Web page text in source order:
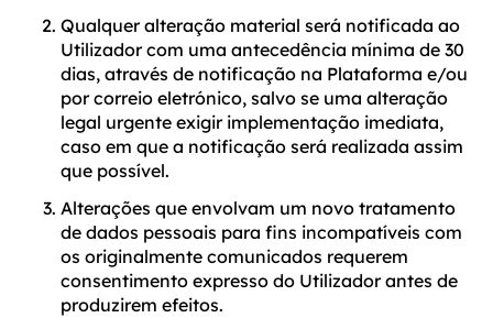
Qualquer alteração material será notificada ao
Utilizador com uma antecedência mínima de 30
dias, através de notificação na Plataforma e/ou
por correio eletrónico, salvo se uma alteração
legal urgente exigir implementação imediata,
caso em que a notificação será realizada assim
que possível.
Alterações que envolvam um novo tratamento
de dados pessoais para fins incompatíveis com
os originalmente comunicados requerem
consentimento expresso do Utilizador antes de
produzirem efeitos.